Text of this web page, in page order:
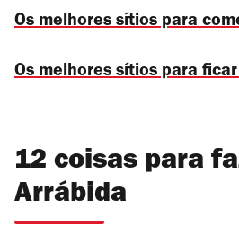
Os melhores sítios para
Os melhores sítios para
12 coisas para
Arrábida